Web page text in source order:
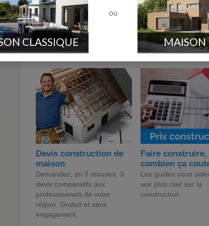
Bien au chaud
Jana35
5
Les constructeurs de maisons
Devis construction de
maison
Demandez, en 5 minutes, 3
devis comparatifs aux
professionnels de votre
région. Gratuit et sans
engagement.
Faire construire,
combien ça
Les guides vous
voir plus clair sur la
construction.
CLASSIQUE
ou
MAISON